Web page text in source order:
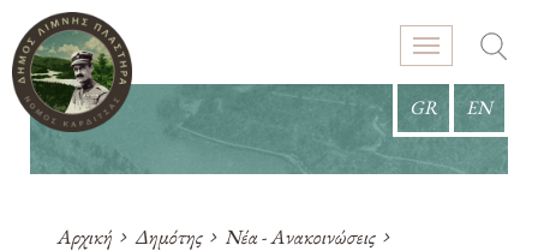
GR EN
Αρχική Δημότης
Νέα - Ανακοινώσεις